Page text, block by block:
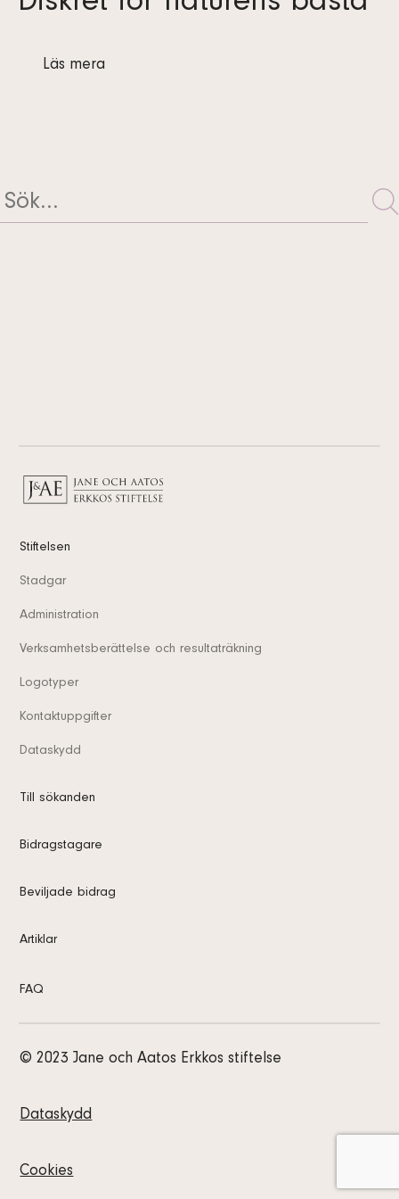
Läs mera
Stiftelsen
Stadgar
Administration
Verksamhetsberättelse och resultaträkning
Logotyper
Kontaktuppgifter
Dataskydd
Till sökanden
Bidragstagare
Beviljade bidrag
Artiklar
FAQ
© 2023 Jane och Aatos Erkkos stiftelse
Dataskydd
Cookies